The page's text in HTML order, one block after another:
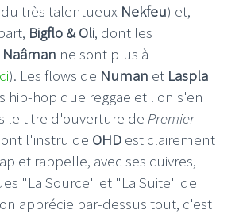
très talentueux Nekfeu) et,
Bigflo & Oli, dont les
Naâman ne sont plus à
). Les flows de Numan et Laspla
hip-hop que reggae et l'on s'en
le titre d'ouverture de Premier
l'instru de OHD est clairement
et rappelle, avec ses cuivres,
"La Source" et "La Suite" de
apprécie par-dessus tout, c'est